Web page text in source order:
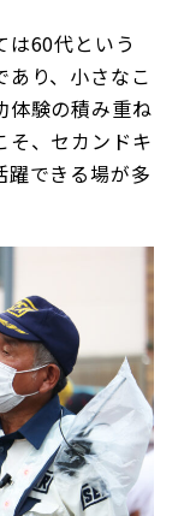
は60代という
り、小さなこ
体験の積み重ね
そ、セカンドキ
躍できる場が多